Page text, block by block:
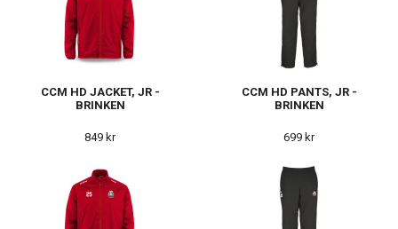
CCM HD JACKET, JR -
BRINKEN
849 kr
CCM HD PANTS, JR -
BRINKEN
699 kr